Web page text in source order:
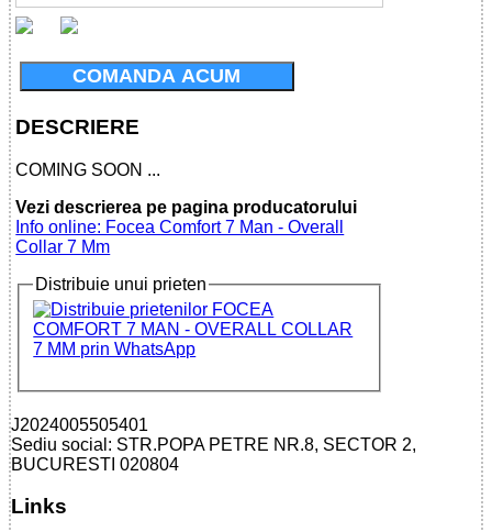
COMANDA ACUM
DESCRIERE
COMING SOON ...
Vezi descrierea pe pagina producatorului
Info online: Focea Comfort 7 Man - Overall
Collar 7 Mm
Distribuie unui prieten
J2024005505401
Sediu social: STR.POPA PETRE NR.8, SECTOR 2,
BUCURESTI 020804
Links